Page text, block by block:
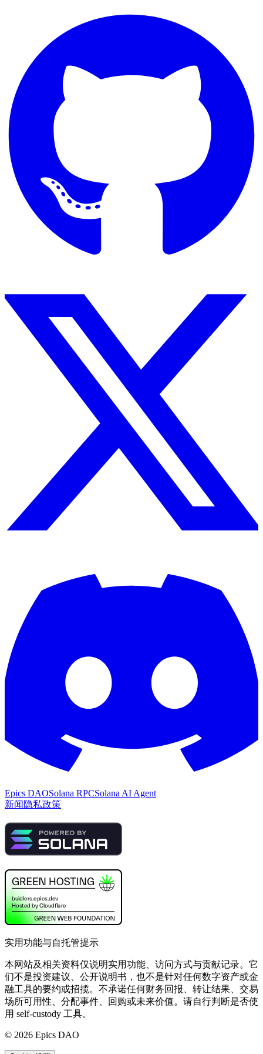
Epics DAOSolana RPCSolana AI Agent
新闻 隐私政策
实用功能与自托管提示
本网站及相关资料仅说明实用功能、访问方式与贡献记录。它
们不是投资建议、公开说明书，也不是针对任何数字资产或金
融工具的要约或招揽。不承诺任何财务回报、转让结果、交易
场所可用性、分配事件、回购或未来价值。请自行判断是否使
用 self-custody 工具。
© 2026 Epics DAO